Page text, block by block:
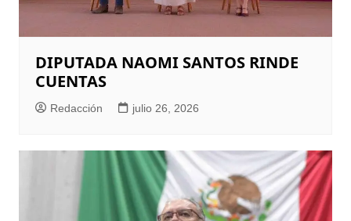
DIPUTADA NAOMI SANTOS RINDE
CUENTAS
Redacción julio 26, 2026